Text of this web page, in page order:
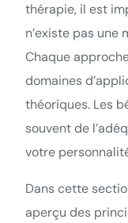
thérapie, il est
n’existe pas une
Chaque
domaines
théoriques. Les
souvent de
votre
Dans cette
aperçu des